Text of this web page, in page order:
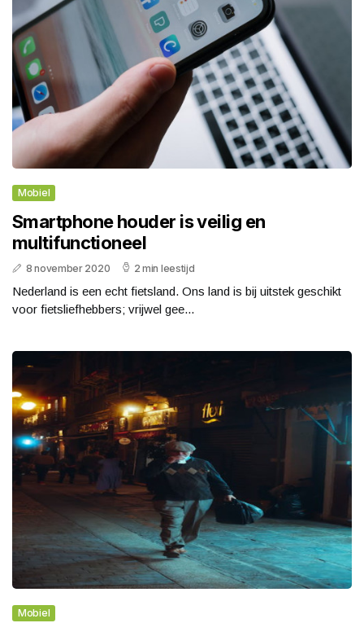
Mobiel
Smartphone houder is veilig en
multifunctioneel
8 november 2020 2 min leestijd
Nederland is een echt fietsland. Ons land is bij uitstek geschikt
voor fietsliefhebbers; vrijwel gee...
Mobiel